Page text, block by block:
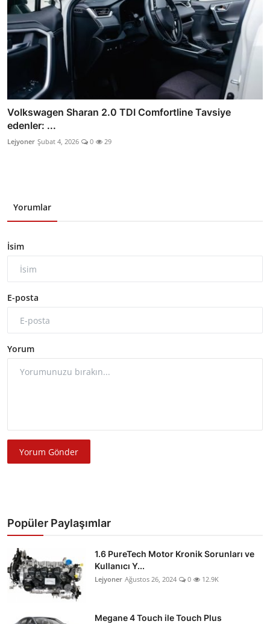
Volkswagen Sharan 2.0 TDI Comfortline Tavsiye
edenler: ...
Lejyoner Şubat 4, 2026 0 29
Yorumlar
İsim
E-posta
Yorum
Yorum Gönder
Popüler Paylaşımlar
1.6 PureTech Motor Kronik Sorunları ve
Kullanıcı Y...
Lejyoner Ağustos 26, 2024 0 12.9K
Megane 4 Touch ile Touch Plus